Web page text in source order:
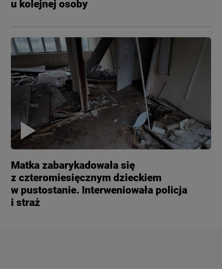
u kolejnej osoby
Matka zabarykadowała się
z czteromiesięcznym dzieckiem
w pustostanie. Interweniowała policja
i straż